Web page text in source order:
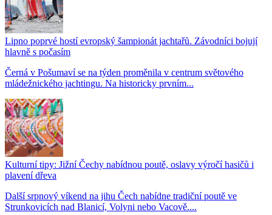
Lipno poprvé hostí evropský šampionát jachtařů. Závodníci bojují
hlavně s počasím
Černá v Pošumaví se na týden proměnila v centrum světového
mládežnického jachtingu. Na historicky prvním...
Kulturní tipy: Jižní Čechy nabídnou poutě, oslavy výročí hasičů i
plavení dřeva
Další srpnový víkend na jihu Čech nabídne tradiční poutě ve
Strunkovicích nad Blanicí, Volyni nebo Vacově....